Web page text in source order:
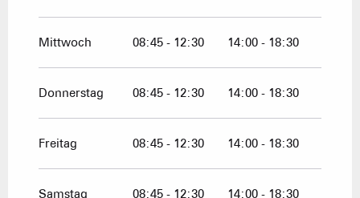
vom20 Oktober 2026bis zum1
vom30 November 2026bis zum25
Mittwoch 08:45 - 12:30 14:00 - 18:30
Donnerstag 08:45 - 12:30 14:00 - 18:30
Freitag 08:45 - 12:30 14:00 - 18:30
Samstag 08:45 - 12:30 14:00 - 18:30